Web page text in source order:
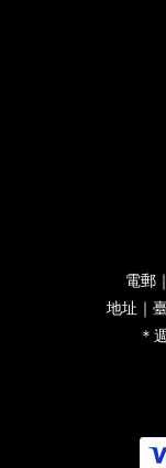
電郵
地址｜
＊